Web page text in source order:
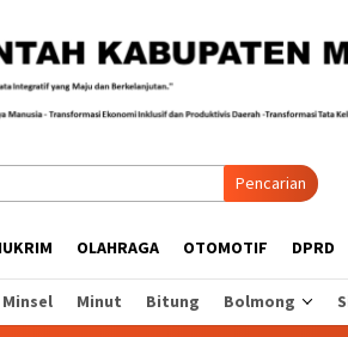
Pencarian
OLAHRAGA OTOMOTIF DPRD
Minsel Minut Bitung Bolmong